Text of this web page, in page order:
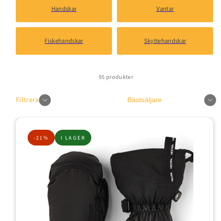
Handskar Vantar
Fiskehandskar Skyttehandskar
95 produkter
Filtrera Sortera
-21% I LAGER